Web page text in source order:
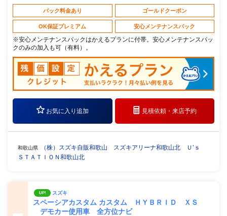
パック料金あり ゴールドクーポン
OK保証プレミアム 安心メンテナンスパック
※安心メンテナンスパックはかえるプランに付帯。安心メンテナンスパッ
クのみの加入も可（有料）。
お気に入り追加 見積依頼・来店予約
和歌山県
（株）スズキ自販和歌山 スズキアリーナ和歌山北 Ｕ’ｓ
ＳＴＡＴＩＯＮ和歌山北
UP! スズキ
スペーシアカスタム カスタム ＨＹＢＲＩＤ ＸＳ
デモカー使用車 全方位ナビ